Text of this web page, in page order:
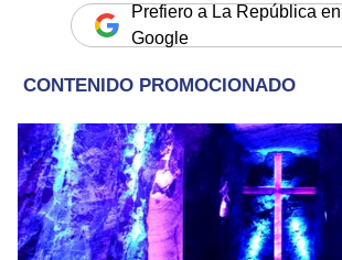
Prefiero a La República en
Google